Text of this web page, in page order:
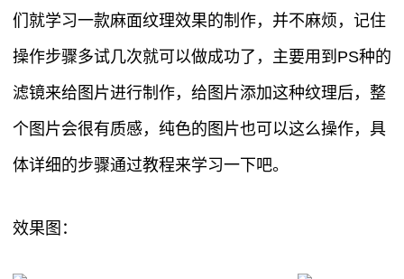
们就学习一款麻面纹理效果的制作，并不麻烦，记住
操作步骤多试几次就可以做成功了，主要用到PS种的
滤镜来给图片进行制作，给图片添加这种纹理后，整
个图片会很有质感，纯色的图片也可以这么操作，具
体详细的步骤通过教程来学习一下吧。
效果图：